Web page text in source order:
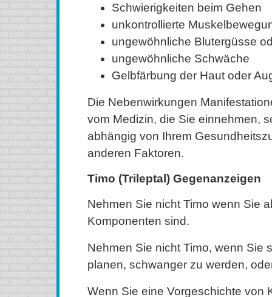
Schwierigkeiten beim Gehen
unkontrollierte
ungewöhnliche Blutergüsse
ungewöhnliche Schwäche
Gelbfärbung der Haut oder
Die Nebenwirkungen
vom Medizin, die Sie einnehmen,
abhängig von Ihrem
anderen Faktoren.
Timo (Trileptal) Gegenanzeigen
Nehmen Sie nicht Timo wenn Sie
Komponenten sind.
Nehmen Sie nicht Timo, wenn Sie
planen, schwanger zu werden,
Wenn Sie eine Vorgeschichte von